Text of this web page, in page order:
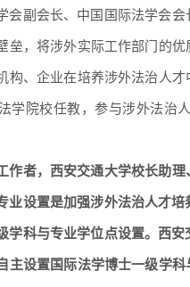
会副会长、中国国际法学会
垒，将涉外实际工作部门的
构、企业在培养涉外法治人
学院校任教，参与涉外法治
作者，西安交通大学校长助
业设置是加强涉外法治人才
学科与专业学位点设置。西
主设置国际法学博士一级学